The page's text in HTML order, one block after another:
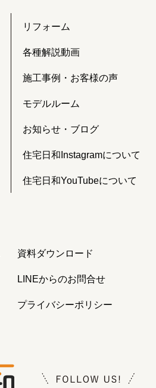
リフォーム
各種解説動画
施工事例・お客様の声
モデルルーム
お知らせ・ブログ
住宅日和Instagramについて
住宅日和YouTubeについて
資料ダウンロード
LINEからのお問合せ
プライバシーポリシー